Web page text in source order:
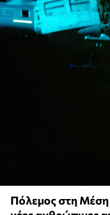
Πόλεμος στη Μέση